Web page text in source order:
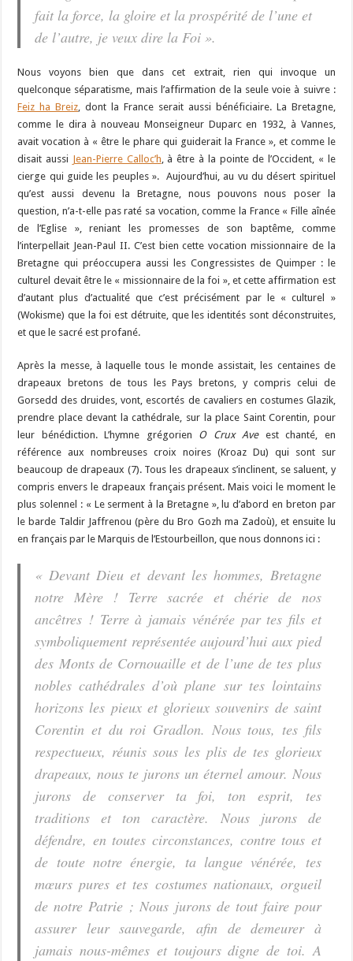
fait la force, la gloire et la prospérité de l’une et
de l’autre, je veux dire la Foi ».
Nous voyons bien que dans cet extrait, rien qui invoque un
quelconque séparatisme, mais l’affirmation de la seule voie à suivre :
Feiz ha Breiz , dont la France serait aussi bénéficiaire. La Bretagne,
comme le dira à nouveau Monseigneur Duparc en 1932, à Vannes,
avait vocation à « être le phare qui guiderait la France », et comme le
disait aussi Jean-Pierre Calloc’h , à être à la pointe de l’Occident, « le
cierge qui guide les peuples ». Aujourd’hui, au vu du désert spirituel
qu’est aussi devenu la Bretagne, nous pouvons nous poser la
question, n’a-t-elle pas raté sa vocation, comme la France « Fille aînée
de l’Eglise », reniant les promesses de son baptême, comme
l’interpellait Jean-Paul II. C’est bien cette vocation missionnaire de la
Bretagne qui préoccupera aussi les Congressistes de Quimper : le
culturel devait être le « missionnaire de la foi », et cette affirmation est
d’autant plus d’actualité que c’est précisément par le « culturel »
(Wokisme) que la foi est détruite, que les identités sont déconstruites,
et que le sacré est profané.
Après la messe, à laquelle tous le monde assistait, les centaines de
drapeaux bretons de tous les Pays bretons, y compris celui de
Gorsedd des druides, vont, escortés de cavaliers en costumes Glazik,
prendre place devant la cathédrale, sur la place Saint Corentin, pour
leur bénédiction. L’hymne grégorien O Crux Aveest chanté, en
référence aux nombreuses croix noires (Kroaz Du) qui sont sur
beaucoup de drapeaux (7). Tous les drapeaux s’inclinent, se saluent, y
compris envers le drapeaux français présent. Mais voici le moment le
plus solennel : « Le serment à la Bretagne », lu d’abord en breton par
le barde Taldir Jaffrenou (père du Bro Gozh ma Zadoù), et ensuite lu
en français par le Marquis de l’Estourbeillon, que nous donnons ici :
« Devant Dieu et devant les hommes, Bretagne
notre Mère ! Terre sacrée et chérie de nos
ancêtres ! Terre à jamais vénérée par tes fils et
symboliquement représentée aujourd’hui aux pied
des Monts de Cornouaille et de l’une de tes plus
nobles cathédrales d’où plane sur tes lointains
horizons les pieux et glorieux souvenirs de saint
Corentin et du roi Gradlon. Nous tous, tes fils
respectueux, réunis sous les plis de tes glorieux
drapeaux, nous te jurons un éternel amour. Nous
jurons de conserver ta foi, ton esprit, tes
traditions et ton caractère. Nous jurons de
défendre, en toutes circonstances, contre tous et
de toute notre énergie, ta langue vénérée, tes
mœurs pures et tes costumes nationaux, orgueil
de notre Patrie ; Nous jurons de tout faire pour
assurer leur sauvegarde, afin de demeurer à
jamais nous-mêmes et toujours digne de toi. A